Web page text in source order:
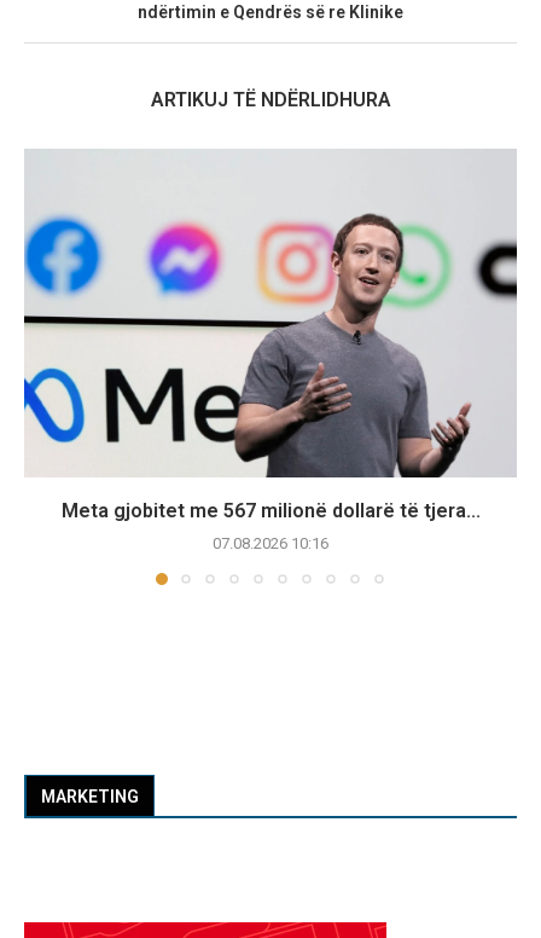
ndërtimin e Qendrës së re Klinike
ARTIKUJ TË NDËRLIDHURA
Meta gjobitet me 567 milionë dollarë të tjera...
07.08.2026 10:16
MARKETING